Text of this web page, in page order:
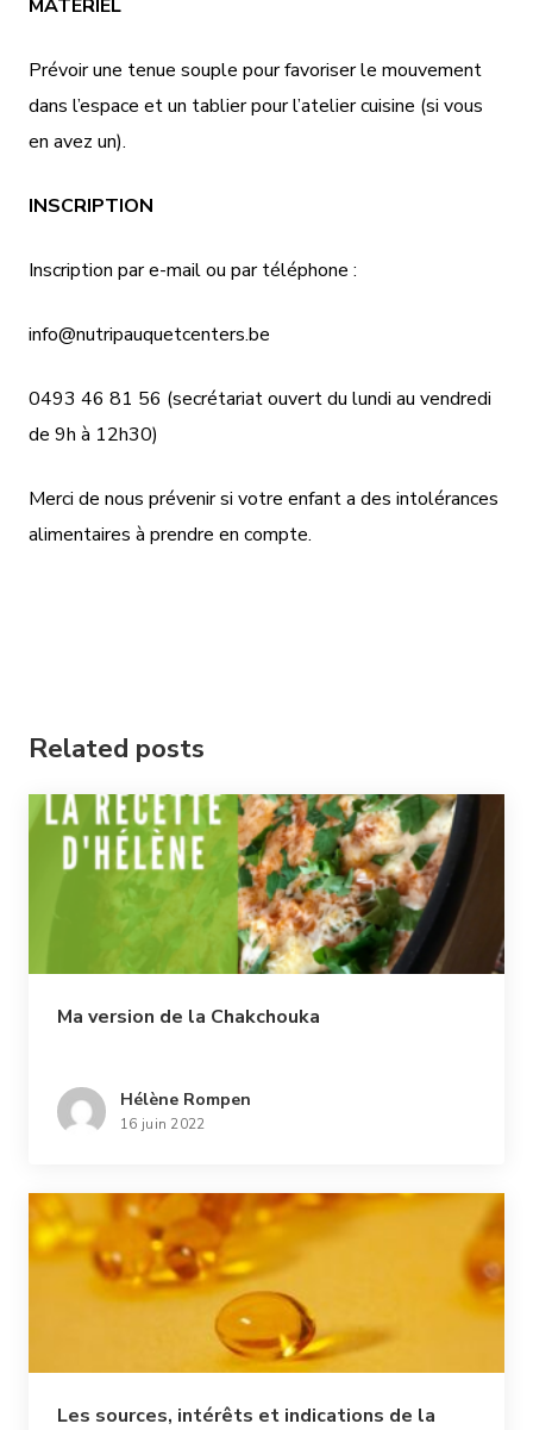
MATÉRIEL
Prévoir une tenue souple pour favoriser le mouvement
dans l’espace et un tablier pour l’atelier cuisine (si vous
en avez un).
INSCRIPTION
Inscription par e-mail ou par téléphone :
info@nutripauquetcenters.be
0493 46 81 56 (secrétariat ouvert du lundi au vendredi
de 9h à 12h30)
Merci de nous prévenir si votre enfant a des intolérances
alimentaires à prendre en compte.
Related posts
Ma version de la Chakchouka
Hélène Rompen
16 juin 2022
Les sources, intérêts et indications de la